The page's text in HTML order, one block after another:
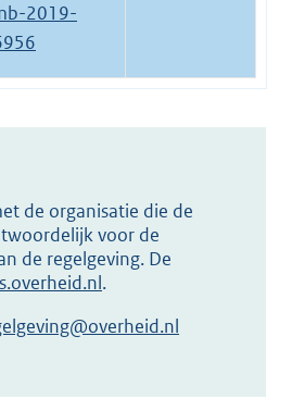
2019-
de organisatie die de
voor de
de regelgeving. De
.